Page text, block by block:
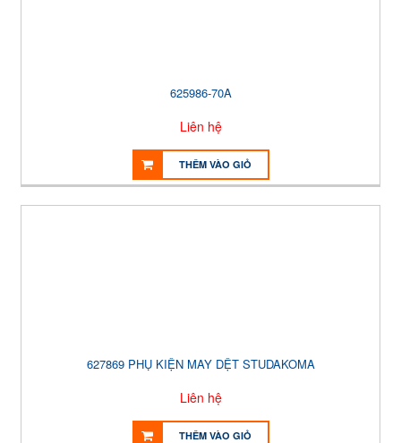
625986-70A
Liên hệ
THÊM VÀO GIỎ
627869 PHỤ KIỆN MAY DỆT STUDAKOMA
Liên hệ
THÊM VÀO GIỎ